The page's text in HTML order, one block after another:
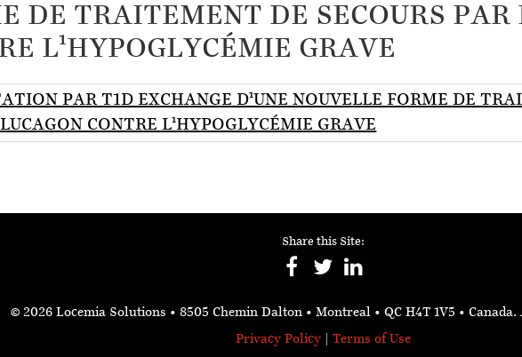
DE TRAITEMENT DE SECOURS PAR
L¹HYPOGLYCÉMIE GRAVE
PAR T1D EXCHANGE D¹UNE NOUVELLE FORME DE
CONTRE L¹HYPOGLYCÉMIE GRAVE
Share this Site:
© 2026 Locemia Solutions • 8505 Chemin Dalton • Montreal • QC H4T 1V5 • Canada.
Privacy Policy| Terms of Use